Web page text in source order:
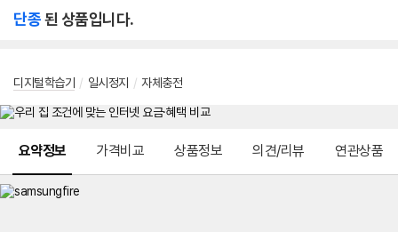
단종된 상품입니다.
디지털학습기 / 일시정지 / 자체충전
요약정보 가격비교 상품정보 의견/리뷰 연관상품